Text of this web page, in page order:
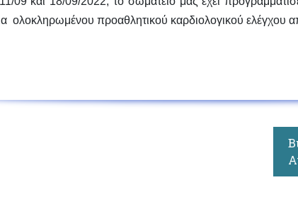
ολοκληρωμένου προαθλητικού καρδιολογικού ελέγχου
Με